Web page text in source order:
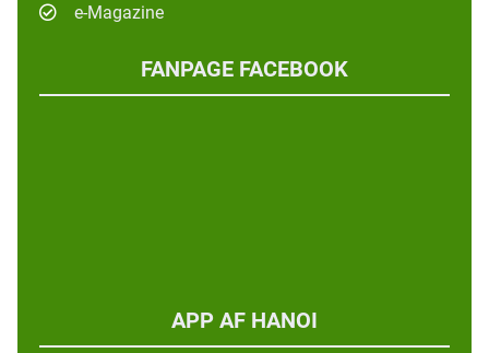
e-Magazine
FANPAGE FACEBOOK
APP AF HANOI